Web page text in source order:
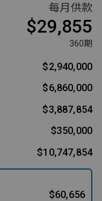
每月供款
$29,855
360期
$2,940,000
$6,860,000
$3,887,854
$350,000
$10,747,854
$60,656